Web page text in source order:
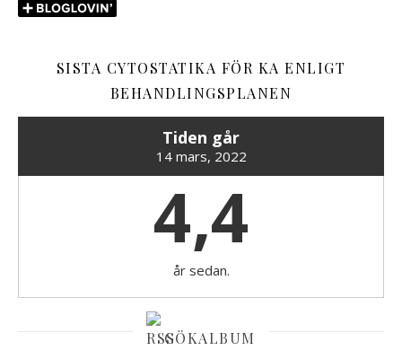
SISTA CYTOSTATIKA FÖR KA ENLIGT
BEHANDLINGSPLANEN
Tiden går
14 mars, 2022
4,4
år sedan.
GÖKALBUM